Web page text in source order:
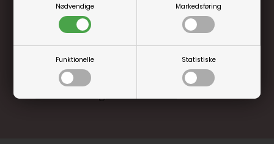
Nødvendige Markedsføring
Funktionelle Statistiske
Særlige, eksklusive tilbud kun til klubkunder
Brug dine point allerede på næste køb
.... og mange flere fordele